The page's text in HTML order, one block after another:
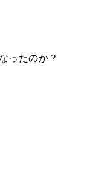
ったのか？